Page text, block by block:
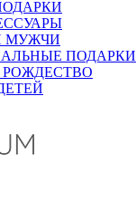
МУЖЧИ
ПОДАРКИ